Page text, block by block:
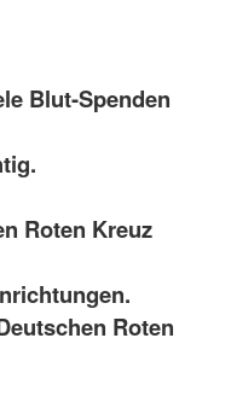
Blut-Spenden
Roten Kreuz
Roten